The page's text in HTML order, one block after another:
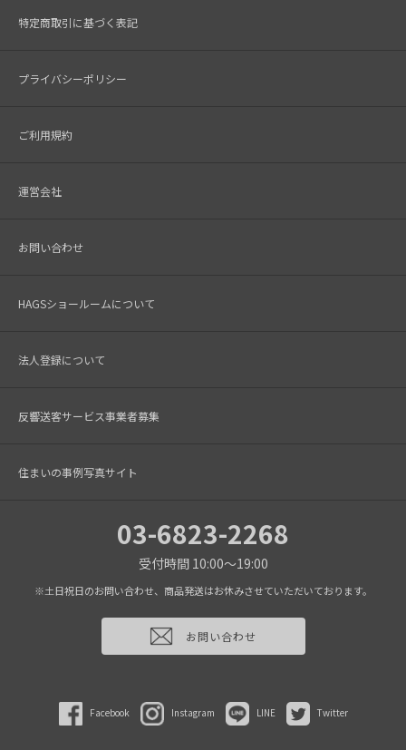
特定商取引に基づく表記
プライバシーポリシー
ご利用規約
運営会社
お問い合わせ
HAGSショールームについて
法人登録について
反響送客サービス事業者募集
住まいの事例写真サイト
03-6823-2268
受付時間 10:00～19:00
※土日祝日のお問い合わせ、商品発送はお休みさせていただいております。
お問い合わせ
Facebook Instagram LINE Twitter